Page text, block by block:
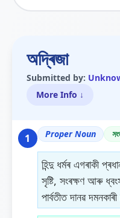
অদ্ৰিজা
Submitted by:
More Info ↓
1 Proper Noun
হিন্দু ধৰ্মৰ এগৰাকী
সৃষ্টি, সংৰক্ষণ আৰু
পাৰ্বতীত দানৱ